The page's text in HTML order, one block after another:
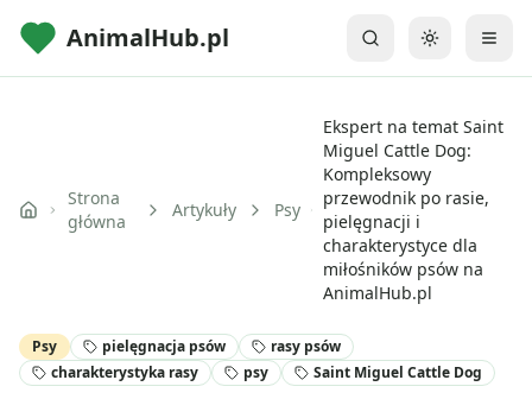
AnimalHub.pl Przełącz
Strona
główna
Artykuły Psy
Ekspert na temat Saint
Miguel Cattle Dog:
Kompleksowy
przewodnik po rasie,
pielęgnacji i
charakterystyce dla
miłośników psów na
AnimalHub.pl
Psy pielęgnacja psów
rasy psów
charakterystyka rasy
psy Saint Miguel Cattle Dog